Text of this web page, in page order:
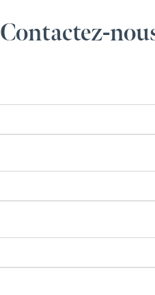
Contactez-